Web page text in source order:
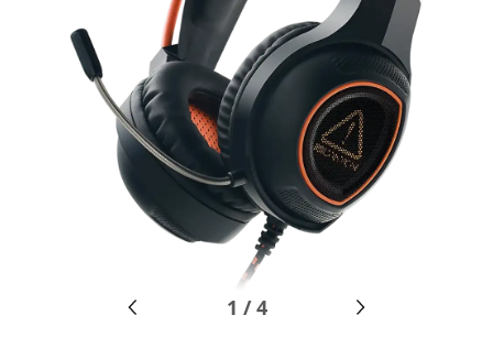
1 /4